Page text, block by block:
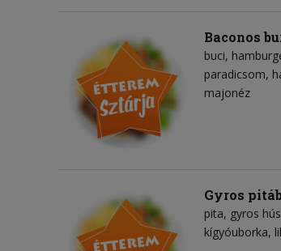
Baconos
buci
paradicsom
majonéz
Gyros
pita gyros
kígyóuborka